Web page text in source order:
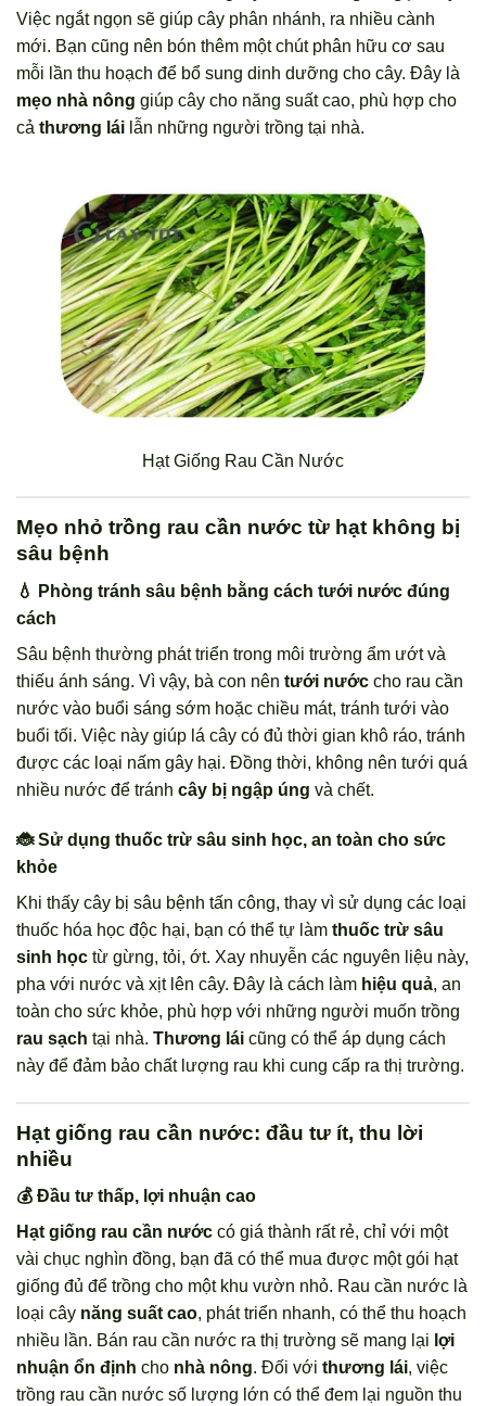
Việc ngắt ngọn sẽ giúp cây phân nhánh, ra nhiều cành
mới. Bạn cũng nên bón thêm một chút phân hữu cơ sau
mỗi lần thu hoạch để bổ sung dinh dưỡng cho cây. Đây là
mẹo nhà nông giúp cây cho năng suất cao, phù hợp cho
cả thương lái lẫn những người trồng tại nhà.
Hạt Giống Rau Cần Nước
Mẹo nhỏ trồng rau cần nước từ hạt không bị
sâu bệnh
💧 Phòng tránh sâu bệnh bằng cách tưới nước đúng
cách
Sâu bệnh thường phát triển trong môi trường ẩm ướt và
thiếu ánh sáng. Vì vậy, bà con nên tưới nước cho rau cần
nước vào buổi sáng sớm hoặc chiều mát, tránh tưới vào
buổi tối. Việc này giúp lá cây có đủ thời gian khô ráo, tránh
được các loại nấm gây hại. Đồng thời, không nên tưới quá
nhiều nước để tránh cây bị ngập úng và chết.
🐞 Sử dụng thuốc trừ sâu sinh học, an toàn cho sức
khỏe
Khi thấy cây bị sâu bệnh tấn công, thay vì sử dụng các loại
thuốc hóa học độc hại, bạn có thể tự làm thuốc trừ sâu
sinh học từ gừng, tỏi, ớt. Xay nhuyễn các nguyên liệu này,
pha với nước và xịt lên cây. Đây là cách làm hiệu quả, an
toàn cho sức khỏe, phù hợp với những người muốn trồng
rau sạch tại nhà. Thương lái cũng có thể áp dụng cách
này để đảm bảo chất lượng rau khi cung cấp ra thị trường.
Hạt giống rau cần nước: đầu tư ít, thu lời
nhiều
💰 Đầu tư thấp, lợi nhuận cao
Hạt giống rau cần nước có giá thành rất rẻ, chỉ với một
vài chục nghìn đồng, bạn đã có thể mua được một gói hạt
giống đủ để trồng cho một khu vườn nhỏ. Rau cần nước là
loại cây năng suất cao, phát triển nhanh, có thể thu hoạch
nhiều lần. Bán rau cần nước ra thị trường sẽ mang lại lợi
nhuận ổn định cho nhà nông. Đối với thương lái, việc
trồng rau cần nước số lượng lớn có thể đem lại nguồn thu